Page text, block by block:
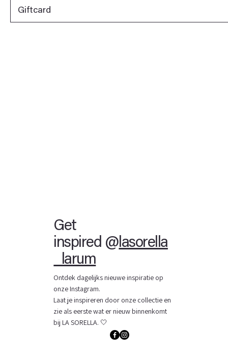
Giftcard
Get
inspired @lasorella
_larum
Ontdek dagelijks nieuwe inspiratie op
onze Instagram.
Laat je inspireren door onze collectie en
zie als eerste wat er nieuw binnenkomt
bij LA SORELLA. 🤍